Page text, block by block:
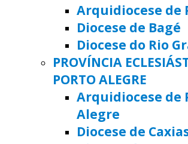
Arquidiocese de
Diocese de Bagé
Diocese do Rio
PROVÍNCIA
PORTO ALEGRE
Arquidiocese de
Alegre
Diocese de